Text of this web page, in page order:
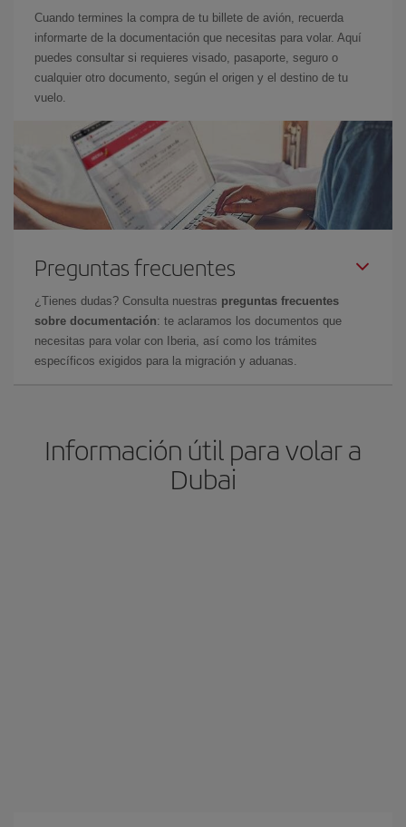
Cuando termines la compra de tu billete de avión, recuerda
informarte de la documentación que necesitas para volar. Aquí
puedes consultar si requieres visado, pasaporte, seguro o
cualquier otro documento, según el origen y el destino de tu
vuelo.
Preguntas frecuentes
¿Tienes dudas? Consulta nuestras preguntas frecuentes
sobre documentación: te aclaramos los documentos que
necesitas para volar con Iberia, así como los trámites
específicos exigidos para la migración y aduanas.
Información útil para volar a
Dubai